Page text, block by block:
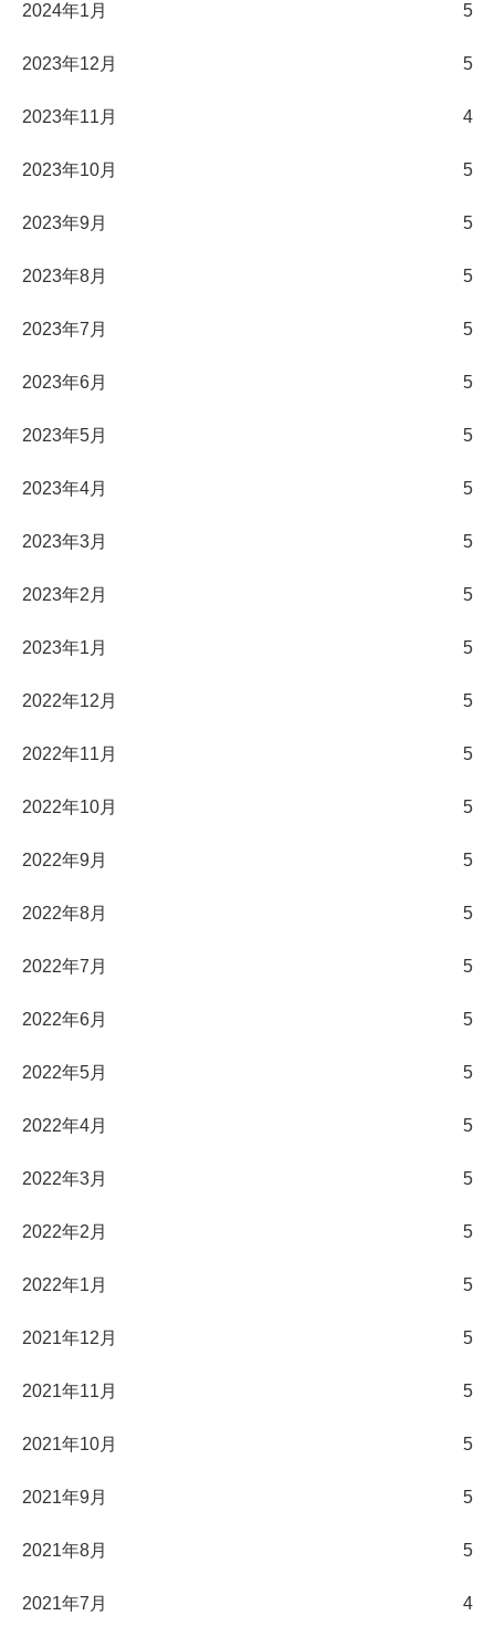
2024年1月 5
2023年12月 5
2023年11月 4
2023年10月 5
2023年9月 5
2023年8月 5
2023年7月 5
2023年6月 5
2023年5月 5
2023年4月 5
2023年3月 5
2023年2月 5
2023年1月 5
2022年12月 5
2022年11月 5
2022年10月 5
2022年9月 5
2022年8月 5
2022年7月 5
2022年6月 5
2022年5月 5
2022年4月 5
2022年3月 5
2022年2月 5
2022年1月 5
2021年12月 5
2021年11月 5
2021年10月 5
2021年9月 5
2021年8月 5
2021年7月 4